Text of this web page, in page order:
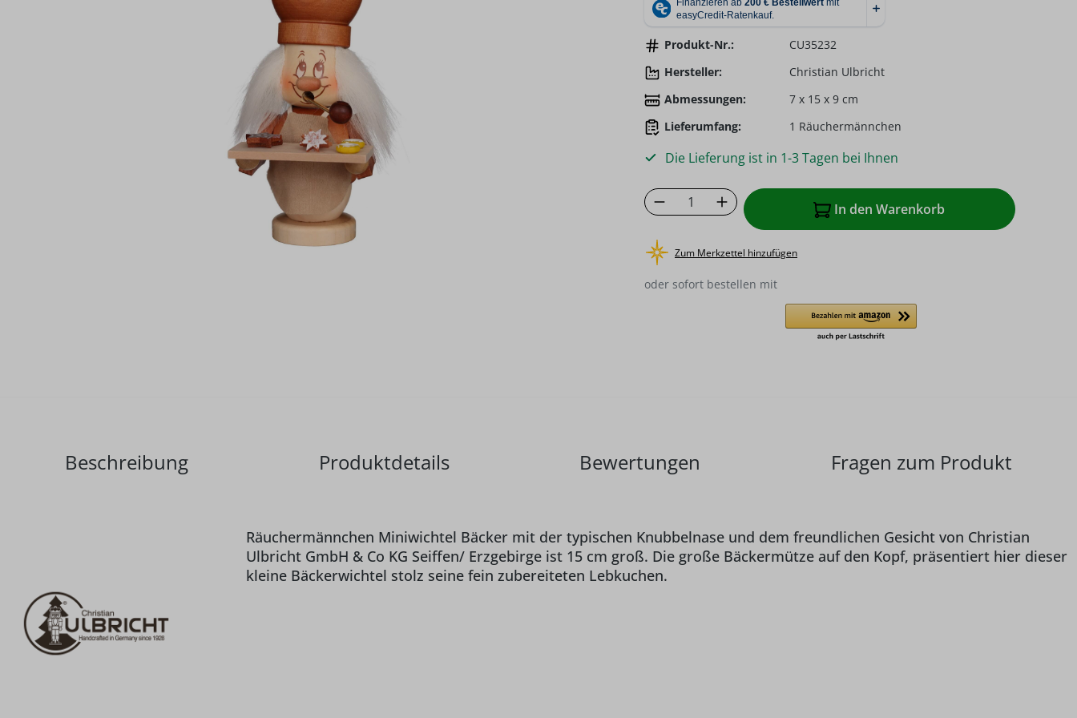
Produkt-Nr.:
CU35232
Hersteller:
Christian Ulbricht
Abmessungen:
7 x 15 x 9 cm
Lieferumfang:
1 Räuchermännchen
Die Lieferung ist in 1-3 Tagen bei Ihnen
Produkt Anzahl: Gib den gewünschten Wert
In den Warenkorb
Zum Merkzettel hinzufügen
oder sofort bestellen mit
Beschreibung Produktdetails Bewertungen Fragen zum Produkt
Räuchermännchen Miniwichtel Bäcker mit der typischen Knubbelnase und dem freundlichen Gesicht von Christian
Ulbricht GmbH & Co KG Seiffen/ Erzgebirge ist 15 cm groß. Die große Bäckermütze auf den Kopf, präsentiert hier dieser
kleine Bäckerwichtel stolz seine fein zubereiteten Lebkuchen.